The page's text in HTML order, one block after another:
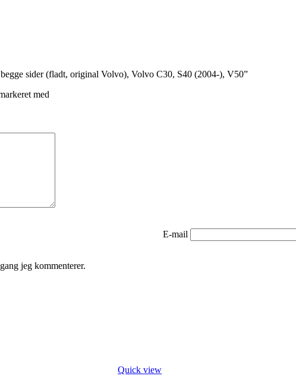
sider (fladt, original Volvo), Volvo C30, S40 (2004-), V50”
med
E-mail
jeg kommenterer.
Quick view